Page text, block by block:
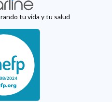
tu vida y tu salud